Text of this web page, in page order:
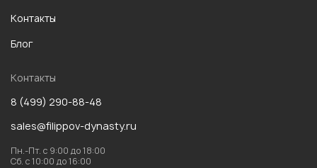
Контакты
Блог
Контакты
8 (499) 290-88-48
sales@filippov-dynasty.ru
Пн.-Пт. с 9:00 до 18:00
Сб. с 10:00 до 16:00